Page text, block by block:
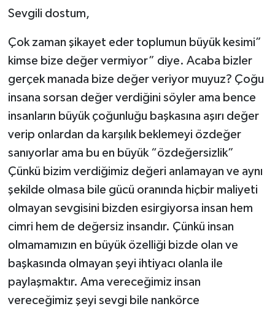
Sevgili dostum,
Çok zaman şikayet eder toplumun büyük kesimi”
kimse bize değer vermiyor” diye. Acaba bizler
gerçek manada bize değer veriyor muyuz? Çoğu
insana sorsan değer verdiğini söyler ama bence
insanların büyük çoğunluğu başkasına aşırı değer
verip onlardan da karşılık beklemeyi özdeğer
sanıyorlar ama bu en büyük “özdeğersizlik”
Çünkü bizim verdiğimiz değeri anlamayan ve aynı
şekilde olmasa bile gücü oranında hiçbir maliyeti
olmayan sevgisini bizden esirgiyorsa insan hem
cimri hem de değersiz insandır. Çünkü insan
olmamamızın en büyük özelliği bizde olan ve
başkasında olmayan şeyi ihtiyacı olanla ile
paylaşmaktır. Ama vereceğimiz insan
vereceğimiz şeyi sevgi bile nankörce